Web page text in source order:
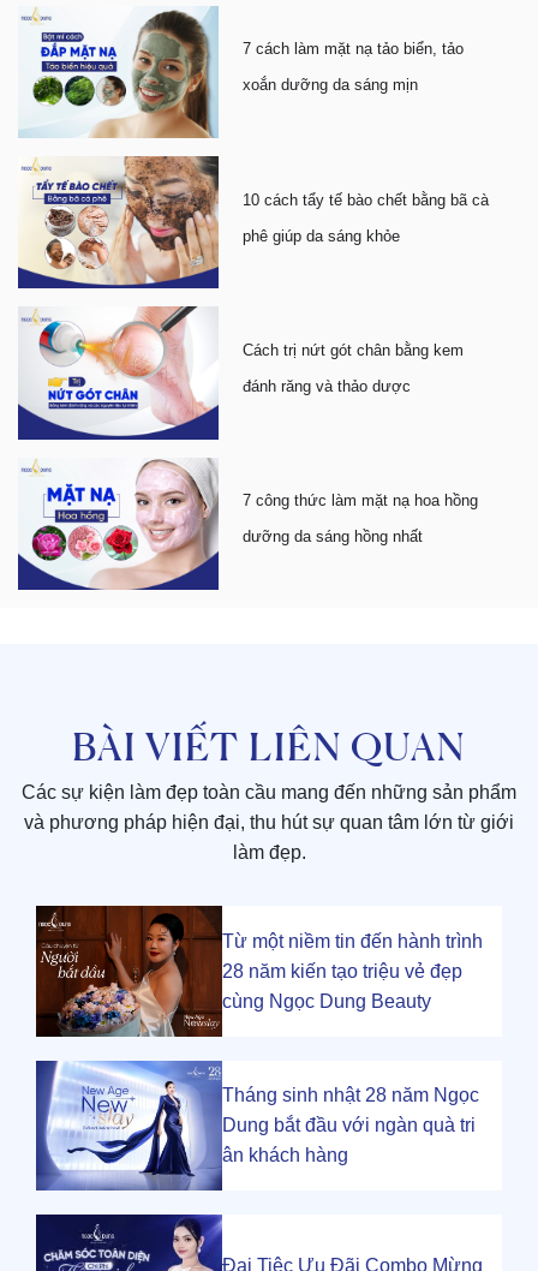
7 cách làm mặt nạ tảo biển, tảo
xoắn dưỡng da sáng mịn
10 cách tẩy tế bào chết bằng bã cà
phê giúp da sáng khỏe
Cách trị nứt gót chân bằng kem
đánh răng và thảo dược
7 công thức làm mặt nạ hoa hồng
dưỡng da sáng hồng nhất
BÀI VIẾT LIÊN QUAN
Các sự kiện làm đẹp toàn cầu mang đến những sản phẩm
và phương pháp hiện đại, thu hút sự quan tâm lớn từ giới
làm đẹp.
Từ một niềm tin đến hành trình
28 năm kiến tạo triệu vẻ đẹp
cùng Ngọc Dung Beauty
Tháng sinh nhật 28 năm Ngọc
Dung bắt đầu với ngàn quà tri
ân khách hàng
Đại Tiệc Ưu Đãi Combo Mừng